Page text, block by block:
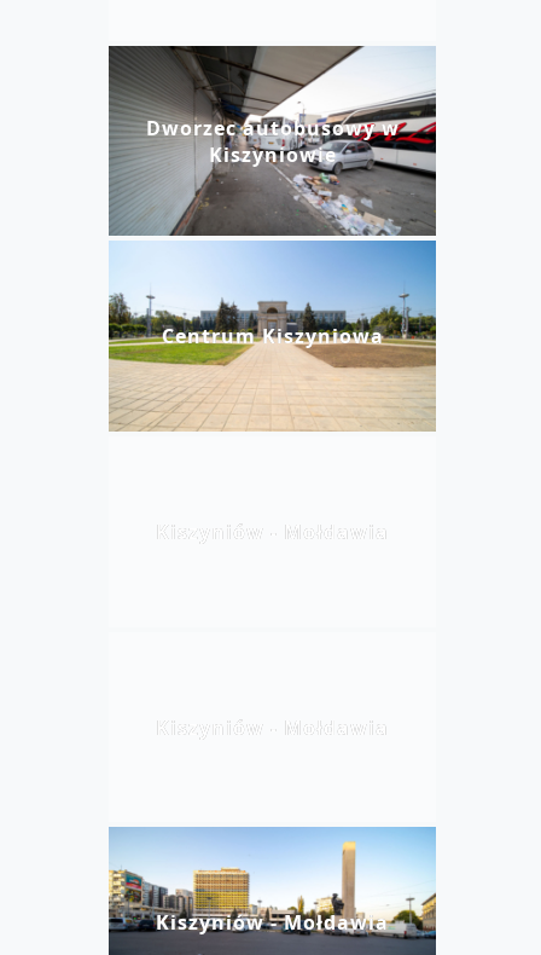
Dworzec autobusowy w
Kiszyniowie
Centrum Kiszyniowa
Kiszyniów - Mołdawia
Kiszyniów - Mołdawia
Kiszyniów - Mołdawia